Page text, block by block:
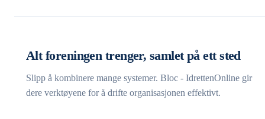
Alt foreningen trenger, samlet på ett sted
Slipp å kombinere mange systemer. Bloc - IdrettenOnline gir
dere verktøyene for å drifte organisasjonen effektivt.